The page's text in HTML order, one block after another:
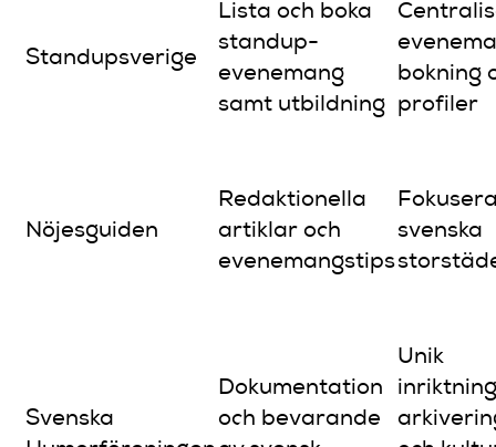
Standupsverige
Lista och boka
standup-
evenemang
samt utbildning
bokning
profiler
Nöjesguiden
Redaktionella
artiklar och
evenemangstips
svenska
Svenska
Dokumentation
och bevarande
Unik